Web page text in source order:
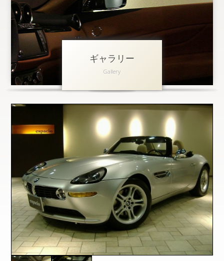
ニュース
ギャラリー
アクセス
会社概要
個人情報保護方針
ギャラリー
Gallery